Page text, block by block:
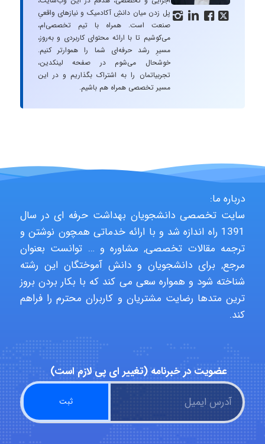
   
پل زدن میان دانشِ آکادمیک و نیازهای واقعیِ
صنعت است. همراه با تیم تخصصی‌ام،
می‌کوشیم تا با ارائه محتوای کاربردی و به‌روز،
مسیرِ رشد حرفه‌ای شما را هموارتر کنیم.
خوشحال می‌شوم در صفحه لینکدین،
تجربیاتمان را به اشتراک بگذاریم و در این
مسیر تخصصی همراه هم باشیم.
درباره ما:
سایت تخصصی دانشجویان بهداشت حرفه ای در سال
1391 راه اندازه شد و با ارائه خدماتی همچون نوشتن و
ترجمه مقالات تخصصی, مشاوره و … توانست بعنوان
مرجع, برای دانشجویان و دانش آموختگان این رشته
شناخته شود و همواره سعی می کند که با بکار بردن بروز
ترین متدها رضایت مشتریان و کاربران محترم را فراهم
کند.
عضویت در خبرنامه (تغییر ای پی لازم است)